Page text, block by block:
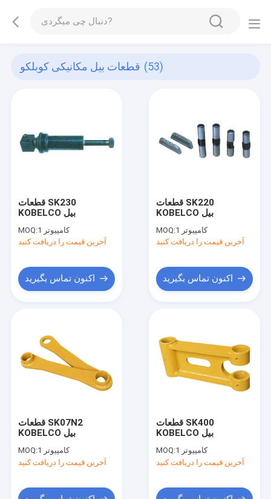
قطعات بیل مکانیکی کوبلکو (53)
قطعات SK230
KOBELCO بیل
MOQ:
1 کامپیوتر
آخرین قیمت را دریافت کنید
اکنون تماس بگیرید
قطعات SK220
KOBELCO بیل
MOQ:
1 کامپیوتر
آخرین قیمت را دریافت کنید
اکنون تماس بگیرید
قطعات SK07N2
KOBELCO بیل
MOQ:
1 کامپیوتر
آخرین قیمت را دریافت کنید
قطعات SK400
KOBELCO بیل
MOQ:
1 کامپیوتر
آخرین قیمت را دریافت کنید